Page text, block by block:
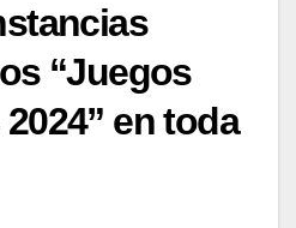
“Juegos
en toda